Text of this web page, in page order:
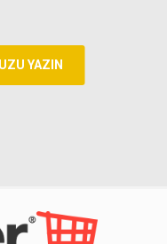
YAZIN